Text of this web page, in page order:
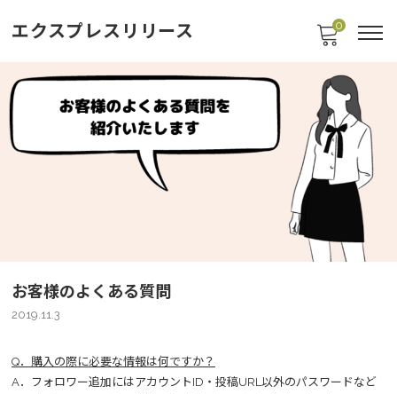
エクスプレスリリース 0
お客様のよくある質問
2019.11.3
Q．購入の際に必要な情報は何ですか？
A．フォロワー追加にはアカウントID・投稿URL以外のパスワードなど